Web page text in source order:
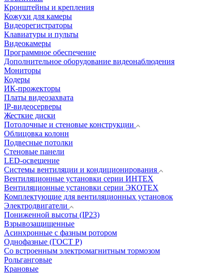
Кронштейны и крепления
Кожухи для камеры
Видеорегистраторы
Клавиатуры и пульты
Видеокамеры
Программное обеспечение
Дополнительное оборудование видеонаблюдения
Мониторы
Кодеры
ИК-прожекторы
Платы видеозахвата
IP-видеосерверы
Жесткие диски
Потолочные и стеновые конструкции
Облицовка колонн
Подвесные потолки
Стеновые панели
LED-освещение
Системы вентиляции и кондиционирования
Вентиляционные установки серии ИНТЕХ
Вентиляционные установки серии ЭКОТЕХ
Комплектующие для вентиляционных установок
Электродвигатели
Пониженной высоты (IP23)
Взрывозащищенные
Асинхронные с фазным ротором
Однофазные (ГОСТ Р)
Со встроенным электромагнитным тормозом
Рольганговые
Крановые